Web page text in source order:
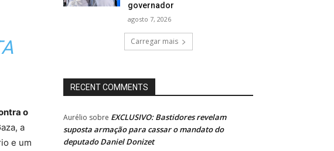
o
a
e um
governador
agosto 7, 2026
Carregar mais
RECENT COMMENTS
Aurélio sobre EXCLUSIVO: Bastidores revelam
suposta armação para cassar o mandato do
deputado Daniel Donizet